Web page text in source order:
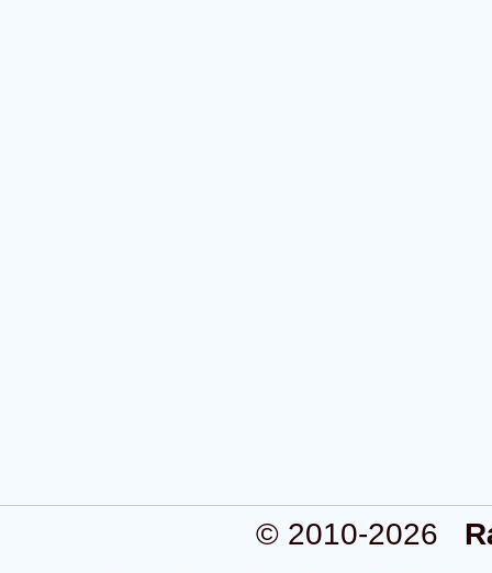
© 2010-2026